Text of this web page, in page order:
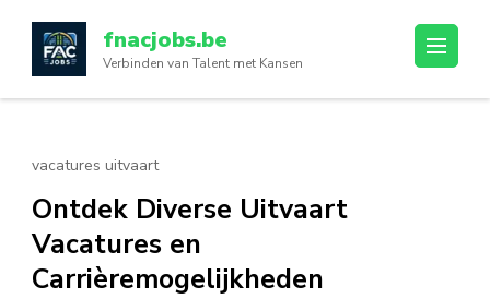
inhoud
(druk
enter)
fnacjobs.be
Verbinden van Talent met Kansen
vacatures uitvaart
Ontdek Diverse Uitvaart
Vacatures en
Carrièremogelijkheden